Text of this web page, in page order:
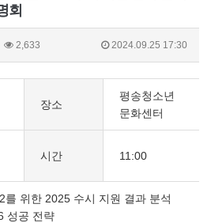
회
2,633 2024.09.25 17:30
장소
평송청소년
문화센터
시간 11:00
를 위한 2025 수시 지원 결과 분석
성공 전략